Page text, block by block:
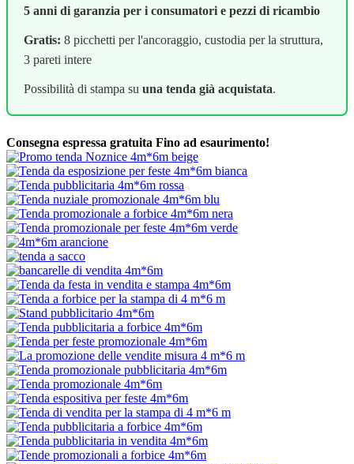
5 anni di garanzia per i consumatori e pezzi di ricambio
Gratis: 8 picchetti per l'ancoraggio, custodia per la struttura,
3 pareti intere
Possibilità di stampa su una tenda già acquistata.
Consegna espressa gratuita Fino ad esaurimento!